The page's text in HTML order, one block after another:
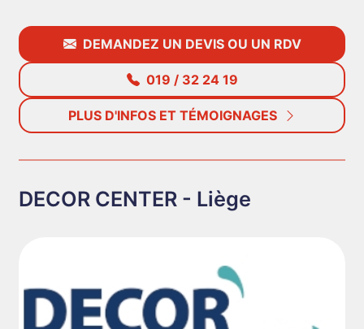
DEMANDEZ UN DEVIS OU UN RDV
019 / 32 24 19
PLUS D'INFOS ET TÉMOIGNAGES
DECOR CENTER - Liège